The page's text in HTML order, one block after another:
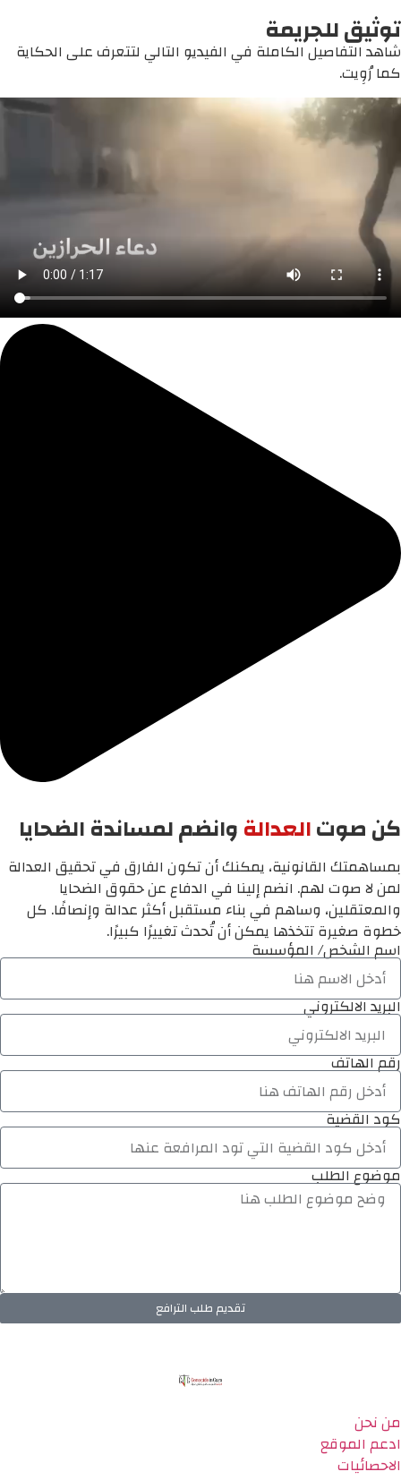
توثيق للجريمة
شاهد التفاصيل الكاملة في الفيديو التالي لتتعرف على الحكاية
كما رُوِيت.
كن صوتالعدالةوانضم لمساندة الضحايا
بمساهمتك القانونية، يمكنك أن تكون الفارق في تحقيق العدالة
لمن لا صوت لهم. انضم إلينا في الدفاع عن حقوق الضحايا
والمعتقلين، وساهم في بناء مستقبل أكثر عدالة وإنصافًا. كل
خطوة صغيرة تتخذها يمكن أن تُحدث تغييرًا كبيرًا.
اسم الشخص/ المؤسسة
البريد الالكتروني
رقم الهاتف
كود القضية
موضوع الطلب
تقديم طلب الترافع
من نحن
ادعم الموقع
الاحصائيات